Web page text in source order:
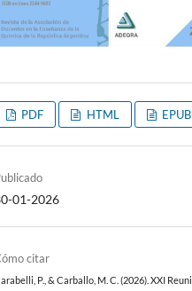
PDF HTML EPUB
01-2026
citar
P., & Carballo, M. C. (2026). XXI